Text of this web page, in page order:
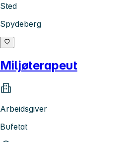
Sted
Spydeberg
Miljøterapeut
Arbeidsgiver
Bufetat